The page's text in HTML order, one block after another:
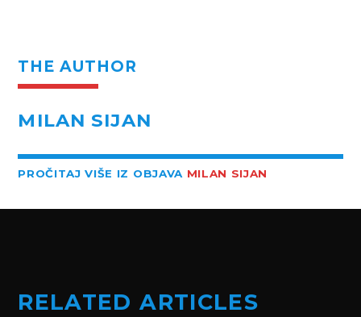
THE AUTHOR
MILAN SIJAN
PROČITAJ VIŠE IZ OBJAVA MILAN SIJAN
RELATED ARTICLES